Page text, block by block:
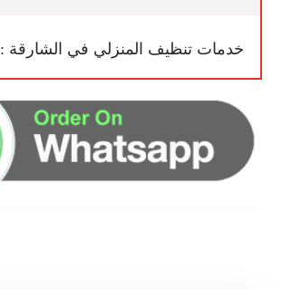
خدمات تنظيف المنزلي في الشارقة : 0568950034